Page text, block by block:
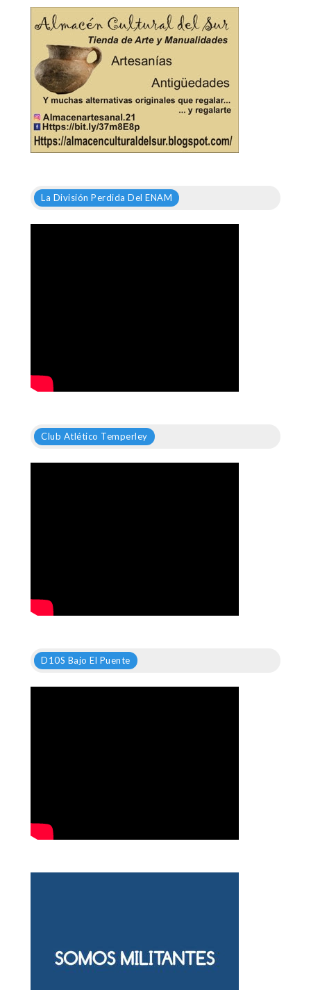
La División Perdida Del ENAM
Club Atlético Temperley
D10S Bajo El Puente